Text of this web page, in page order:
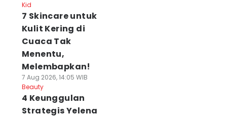
Kid
7 Skincare untuk
Kulit Kering di
Cuaca Tak
Menentu,
Melembapkan!
7 Aug 2026, 14:05 WIB
Beauty
4 Keunggulan
Strategis Yelena